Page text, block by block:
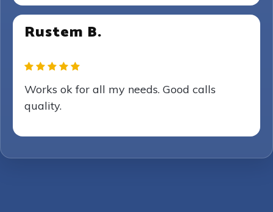
Rustem B.
Works ok for all my needs. Good calls
quality.